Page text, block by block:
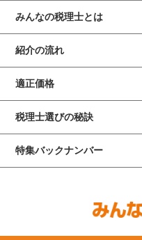
みんなの税理士とは
紹介の流れ
適正価格
税理士選びの秘訣
特集バックナンバー